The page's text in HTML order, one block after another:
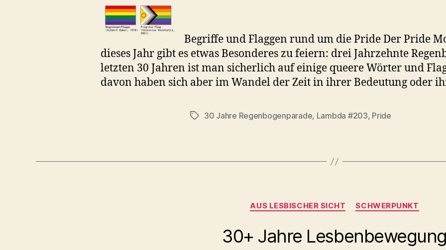
Begriffe und Flaggen rund um die Pride Der Pride
dieses Jahr gibt es etwas Besonderes zu feiern: drei Jahrzehnte
letzten 30 Jahren ist man sicherlich auf einige queere Wörter und
davon haben sich aber im Wandel der Zeit in ihrer Bedeutung oder
Schlagwörter
30 Jahre Regenbogenparade, Lambda #203, Pride
Kategorien
AUS LESBISCHER SICHT SCHWERPUNKT
30+ Jahre